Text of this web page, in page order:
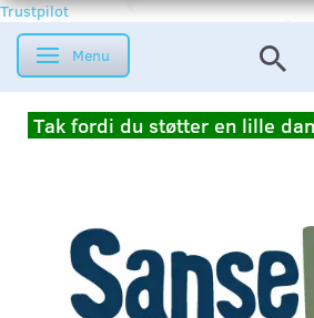
Trustpilot
Skifte navigation
Menu
Tak fordi du støtter en lille